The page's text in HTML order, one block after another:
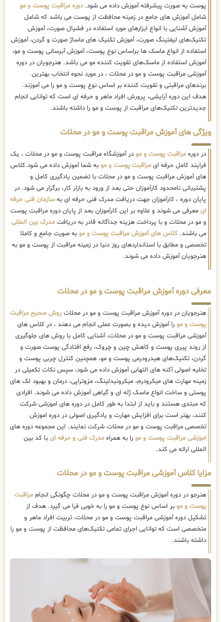
پوست به صورت پیشرفته آموزش داده می شود.دوره مراقبت پوست و مو
شامل آموزش های جامع در زمینه محافظت از پوست می باشد که شامل
آموزش آشنایی با انواع ابزارهای مورد استفاده در فشیال صورت، آموزش
تکنیک‌های لیفتینگ صورت، آموزش تکنیک های ماساژ صورت و گردن، آموزش
استفاده از انواع ماسک ها براساس نوع پوست، آموزش آبرسانی پوست و مو،
آموزش استفاده از ماسک‌های تقویت کننده مو می باشد. هنرجویان در دوره
آموزشی مراقبت پوست و مو در محلات ، در مورد نحوه انتخاب بهترین
برندهای مراقبتی و تقویت کننده بر اساس نوع پوست و مو را می آموزند.
هدف این دوره آرایشی، پرورش افراد ماهر و حرفه ای است که توانایی انجام
جدیدترین تکنیک‌های مراقبت از پوست و مو را داشته باشند.
ویژگی های آموزش مراقبت پوست و مو در محلات
در دوره مراقبت پوست و مو در آموزشگاه مراقبت پوست و مو در محلات ، یک
فرایند کامل حرفه ای مراقبت پوست و مو به شما آموزش داده می شود.کلاس
های آموزش مراقبت پوست و مو در محلات با تضمین یادگیری کامل و
پشتیبانی نامحدود کارآموزان حتی بعد از ورود به بازار کار، برگزار می شود. در
پایان دوره ، کارآموزان جهت دریافت مدرک فنی حرفه ای بهسازمان فنی حرفه
ای معرفی می شوند و علاوه بر این کارآموزان بعد از پایان دوره مراقبت پوست
و مو در محلات و با پرداخت هزینه جداگانه قادر به دریافت مدرک بین المللی
می باشند. کلاس های آموزش مراقبت پوست و مو به صورت جامع و کاملا
تخصصی و مطابق با استانداردهای روز دنیا در زمینه مراقبت از پوست و مو به
هنرجویان آموزش داده می شوند.
معرفی دوره آموزش مراقبت پوست و مو در محلات
هنرجویان در دوره آموزش مراقبت پوست و مو در محلات روش صحیح مراقبت
پوست و مو را آموزش دیده و بصورت عملی انجام می دهند ، در کلاس های
آموزشی مراقبت پوست و مو در محلات، آشنایی کامل با روش های جلوگیری
از روند پیری پوست و کاهش چین و چروک، رفع افتادگی پوست صورت و
گردن، تکنیک‌های هیدرودرمی پوست و مو، همچنین کنترل چربی پوست و
تخلیه اصولی آکنه های التهابی آموزش داده می شود، سپس نکات تکمیلی در
زمینه مهارت های میکرودرم، میکرونیدلینگ، مزوتراپی، درمان و بهبود لک های
پوستی و ساخت انواع ماسک ژله ای و گیاهی آموزش داده می شوند. افرادی
که مبتدی هستند و باید از ابتدا به طور کامل در دوره های اموزشی شرکت
کنند، بهتر است برای افزایش مهارت و یادگیری اصولی در دوره اموزش
تخصصی مراقبت پوست و مو در محلات شرکت نمایند. این مجموعه دوره های
اموزشی مراقبت پوست و مو را به همراه مدرک فنی و حرفه ای با کد بین
المللی ارائه می کند.
مزایا کلاس آموزشی مراقبت پوست و مو در محلات
هنرجو در دوره آموزش مراقبت پوست و مو در محلات چگونگی انجام مراقبت
پوست و مو بر اساس نوع پوست و مو را به خوبی فرا می گیرد. هدف از
تشکیل دوره آموزشی مراقبت پوست و مو در محلات، تربیت افراد ماهر و
متخصصی است که توانایی اجرای تمامی تکنیک‌های محافظت از پوست و مو را
داشته باشند.